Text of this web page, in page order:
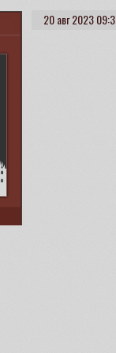
20 авг 2023